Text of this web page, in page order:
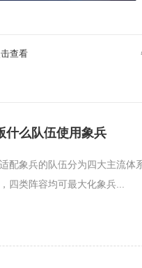
查看
什么队伍使用象兵
配象兵的队伍分为四大主流体
四类阵容均可最大化象兵...